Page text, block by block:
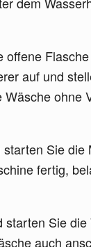
auf und
ohne
Sie
fertig,
Sie
auch